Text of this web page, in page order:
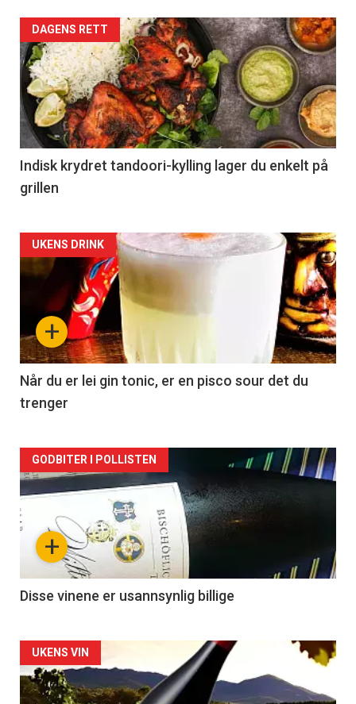
DAGENS RETT
Indisk krydret tandoori-kylling lager du enkelt på
grillen
Forsiden
akkurat
nå
-
2
+
UKENS DRINK
Når du er lei gin tonic, er en pisco sour det du
trenger
Forsiden
akkurat
nå
3
+
GODBITER I POLLISTEN
Disse vinene er usannsynlig billige
Forsiden
akkurat
UKENS VIN